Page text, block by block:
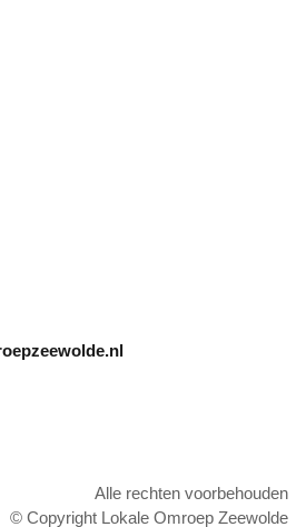
Alle rechten voorbehouden
© Copyright Lokale Omroep Zeewolde